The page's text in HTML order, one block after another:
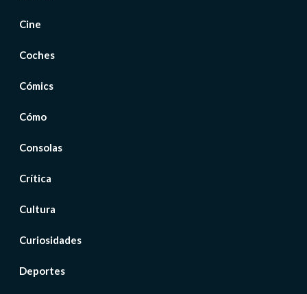
Cine
Coches
Cómics
Cómo
Consolas
Crítica
Cultura
Curiosidades
Deportes